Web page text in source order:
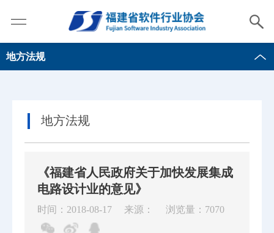
地方法规
地方法规
《福建省人民政府关于加快发展集成
电路设计业的意见》
时间：2018-08-17 来源： 浏览量：7070